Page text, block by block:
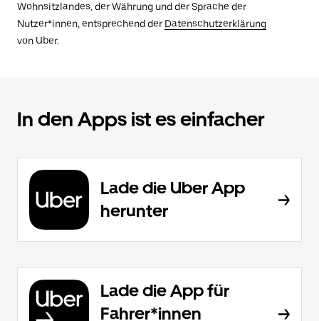
Wohnsitzlandes, der Währung und der Sprache der
Nutzer*innen, entsprechend der Datenschutzerklärung
von Uber.
In den Apps ist es einfacher
Lade die Uber App
herunter
Lade die App für
Fahrer*innen